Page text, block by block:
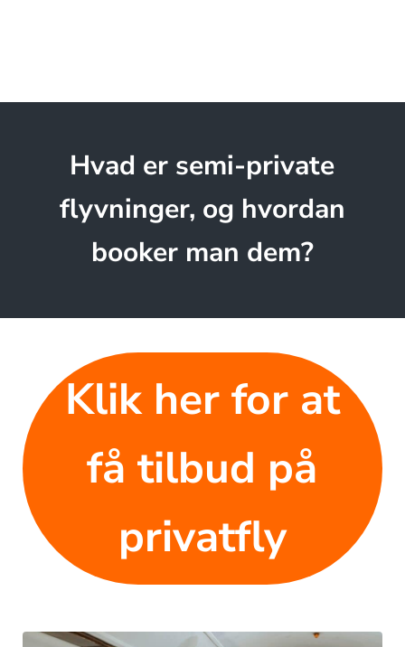
Hvad er semi-private
flyvninger, og hvordan
booker man dem?
Klik her for at
få tilbud på
privatfly